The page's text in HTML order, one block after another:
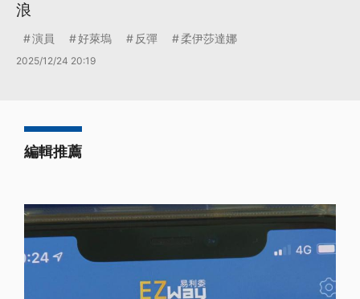
浪
演員 好萊塢 反彈 柔伊莎達娜
2025/12/24 20:19
編輯推薦